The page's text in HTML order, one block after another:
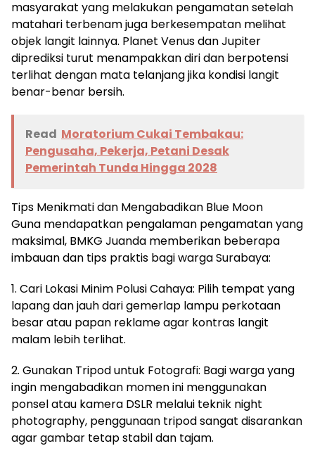
masyarakat yang melakukan pengamatan setelah
matahari terbenam juga berkesempatan melihat
objek langit lainnya. Planet Venus dan Jupiter
diprediksi turut menampakkan diri dan berpotensi
terlihat dengan mata telanjang jika kondisi langit
benar-benar bersih.
Read Moratorium Cukai Tembakau:
Pengusaha, Pekerja, Petani Desak
Pemerintah Tunda Hingga 2028
Tips Menikmati dan Mengabadikan Blue Moon
Guna mendapatkan pengalaman pengamatan yang
maksimal, BMKG Juanda memberikan beberapa
imbauan dan tips praktis bagi warga Surabaya:
1. Cari Lokasi Minim Polusi Cahaya: Pilih tempat yang
lapang dan jauh dari gemerlap lampu perkotaan
besar atau papan reklame agar kontras langit
malam lebih terlihat.
2. Gunakan Tripod untuk Fotografi: Bagi warga yang
ingin mengabadikan momen ini menggunakan
ponsel atau kamera DSLR melalui teknik night
photography, penggunaan tripod sangat disarankan
agar gambar tetap stabil dan tajam.